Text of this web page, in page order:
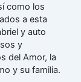
como los
a esta
y auto
y
del Amor, la
y su familia.